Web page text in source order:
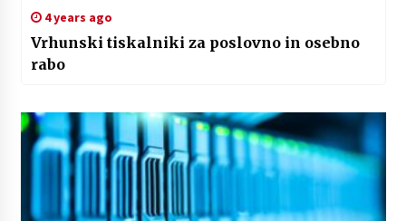
4 years ago
Vrhunski tiskalniki za poslovno in osebno
rabo